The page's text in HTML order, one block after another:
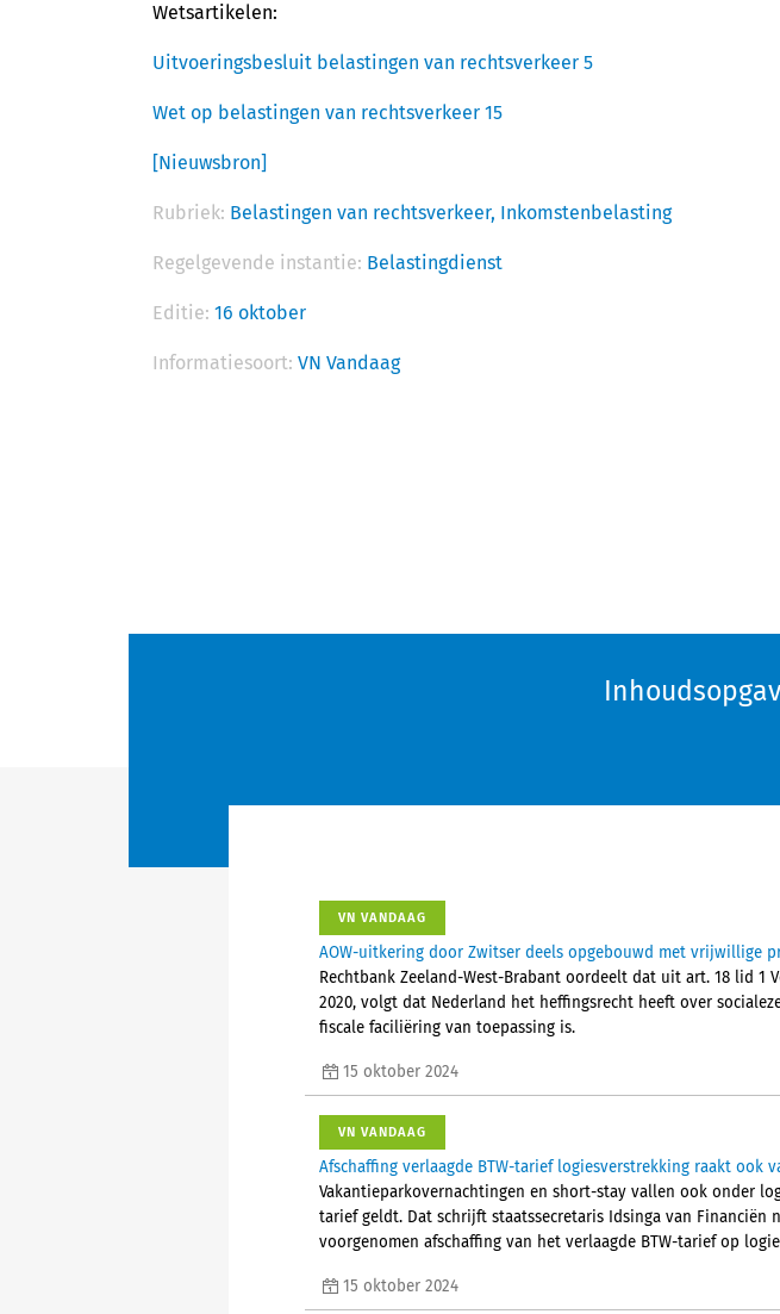
Wetsartikelen:
Uitvoeringsbesluit belastingen van rechtsverkeer 5
Wet op belastingen van rechtsverkeer 15
[Nieuwsbron]
Rubriek: Belastingen van rechtsverkeer, Inkomstenbelasting
Regelgevende instantie: Belastingdienst
Editie: 16 oktober
Informatiesoort: VN Vandaag
VN VANDAAG
AOW-uitkering door Zwitser deels opgebouwd met vrijwillige
Rechtbank Zeeland-West-Brabant oordeelt dat uit art. 18 lid 1
2020, volgt dat Nederland het heffingsrecht heeft over
fiscale faciliëring van toepassing is.
15 oktober 2024
VN VANDAAG
Afschaffing verlaagde BTW-tarief logiesverstrekking raakt ook
Vakantieparkovernachtingen en short-stay vallen ook onder
tarief geldt. Dat schrijft staatssecretaris Idsinga van Financiën
voorgenomen afschaffing van het verlaagde BTW-tarief op
15 oktober 2024